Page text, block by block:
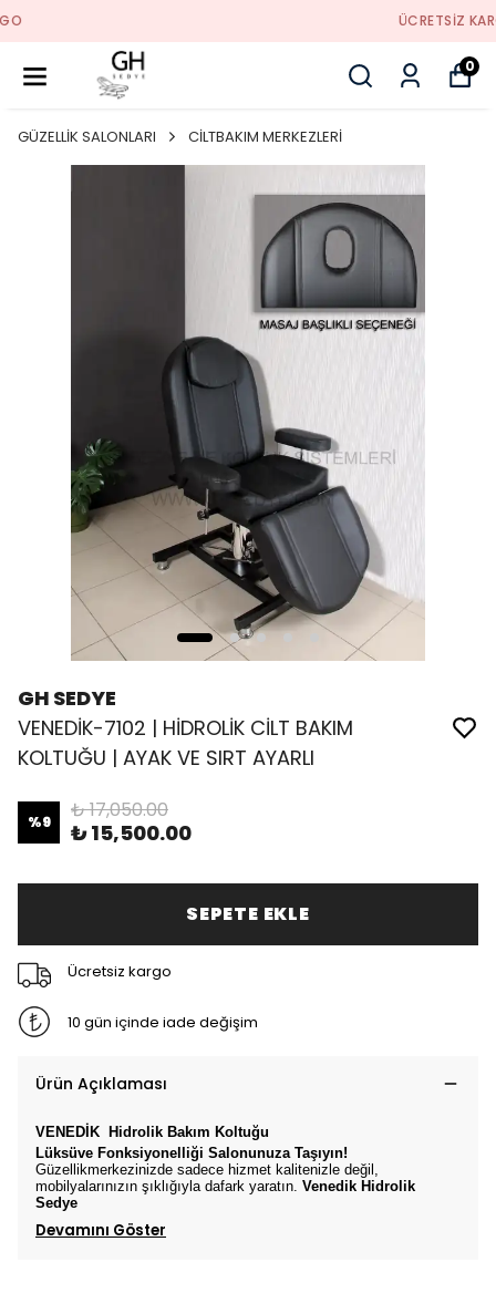
0
GÜZELLİK SALONLARI CİLTBAKIM MERKEZLERİ
GH SEDYE
VENEDİK-7102 | HİDROLİK CİLT BAKIM
KOLTUĞU | AYAK VE SIRT AYARLI
%9 ₺ 17,050.00
₺ 15,500.00
SEPETE EKLE
Ücretsiz kargo
10 gün içinde iade değişim
Ürün Açıklaması
VENEDİK Hidrolik Bakım Koltuğu
Lüksüve Fonksiyonelliği Salonunuza Taşıyın!
Güzellikmerkezinizde sadece hizmet kalitenizle değil,
mobilyalarınızın şıklığıyla dafark yaratın. Venedik Hidrolik
Sedye
Devamını Göster